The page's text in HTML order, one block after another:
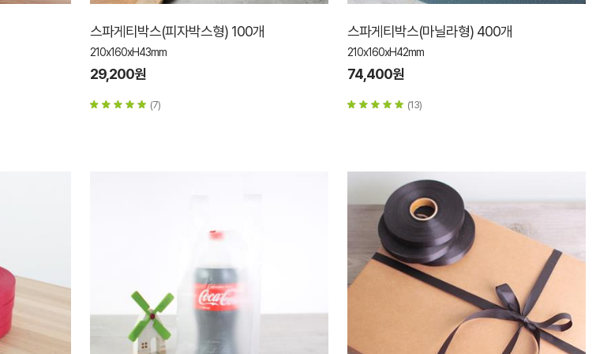
스파게티박스(피자박스형) 100개
210x160xH43mm
29,200원
(7)
스파게티박스(마닐라형) 400개
210x160xH42mm
74,400원
(13)